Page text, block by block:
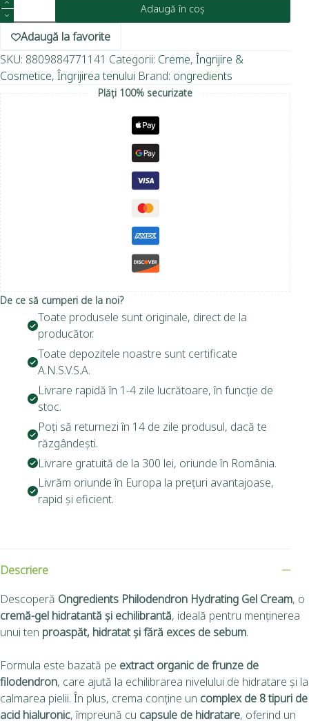
Adaugă în coș
Adaugă la favorite
SKU: 8809884771141 Categorii: Creme, Îngrijire &
Cosmetice, Îngrijirea tenului Brand: ongredients
Plăți 100% securizate
De ce să cumperi de la noi?
Toate produsele sunt originale, direct de la
producător.
Toate depozitele noastre sunt certificate
A.N.S.V.S.A.
Livrare rapidă în 1-4 zile lucrătoare, în funcție de
stoc.
Poți să returnezi în 14 de zile produsul, dacă te
răzgândești.
Livrare gratuită de la 300 lei, oriunde în România.
Livrăm oriunde în Europa la prețuri avantajoase,
rapid și eficient.
Descriere
Descoperă Ongredients Philodendron Hydrating Gel Cream, o
cremă-gel hidratantă și echilibrantă, ideală pentru menținerea
unui ten proaspăt, hidratat și fără exces de sebum.
Formula este bazată pe extract organic de frunze de
filodendron, care ajută la echilibrarea nivelului de hidratare și la
calmarea pielii. În plus, crema conține un complex de 8 tipuri de
acid hialuronic, împreună cu capsule de hidratare, oferind un